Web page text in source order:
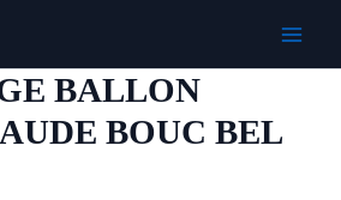
BALLON
BOUC BEL